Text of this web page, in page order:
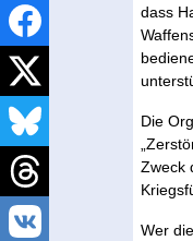
dass
Die
Zweck
Wer